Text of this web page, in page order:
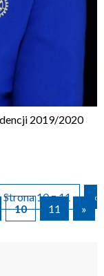
2019/2020
Strona 10 z 11
«
10 11 »